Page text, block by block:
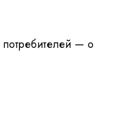
потребителей — о